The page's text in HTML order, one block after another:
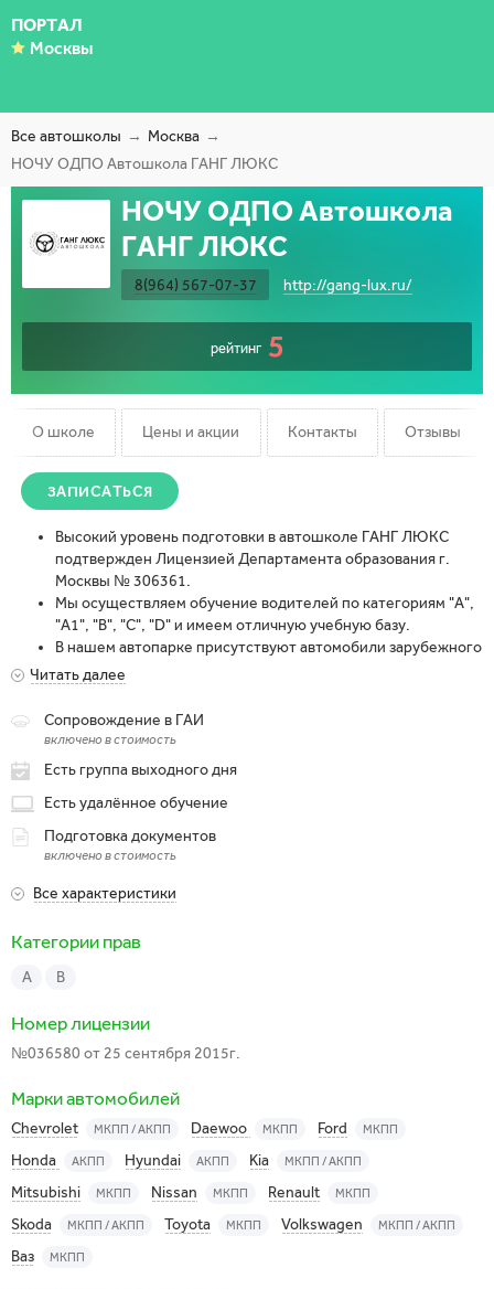
ПОРТАЛ
Москвы
Все автошколы
Москва
НОЧУ ОДПО Автошкола ГАНГ ЛЮКС
НОЧУ ОДПО Автошкола
ГАНГ ЛЮКС
8(964) 567-07-37 http://gang-lux.ru/
рейтинг 5
О школе Цены и акции Контакты Отзывы
ЗАПИСАТЬСЯ
Высокий уровень подготовки в автошколе ГАНГ ЛЮКС
подтвержден Лицензией Департамента образования г.
Москвы № 306361.
Мы осуществляем обучение водителей по категориям "А",
"А1", "В", "C", "D" и имеем отличную учебную базу.
В нашем автопарке присутствуют автомобили зарубежного
и отечественно производства
первоначальных навыков вождения.
Одни из лучших инструкторов Москвы работают у н
Читать далее
Сопровождение в ГАИ
включено в стоимость
Есть группа выходного дня
Есть удалённое обучение
Подготовка документов
включено в стоимость
Все характеристики
Категории прав
A B
Номер лицензии
№036580 от 25 сентября 2015г.
Марки автомобилей
Chevrolet МКПП / АКПП Daewoo МКПП Ford МКПП
Honda АКПП Hyundai АКПП Kia МКПП / АКПП
Mitsubishi МКПП Nissan МКПП Renault МКПП
Skoda МКПП / АКПП Toyota МКПП Volkswagen МКПП / АКПП
Ваз МКПП